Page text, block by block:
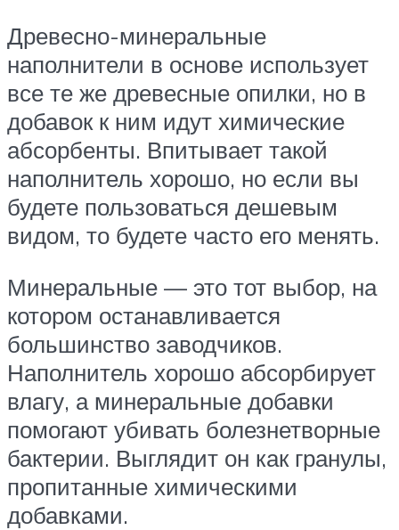
Древесно-минеральные
наполнители в основе использует
все те же древесные опилки, но в
добавок к ним идут химические
абсорбенты. Впитывает такой
наполнитель хорошо, но если вы
будете пользоваться дешевым
видом, то будете часто его менять.
Минеральные — это тот выбор, на
котором останавливается
большинство заводчиков.
Наполнитель хорошо абсорбирует
влагу, а минеральные добавки
помогают убивать болезнетворные
бактерии. Выглядит он как гранулы,
пропитанные химическими
добавками.